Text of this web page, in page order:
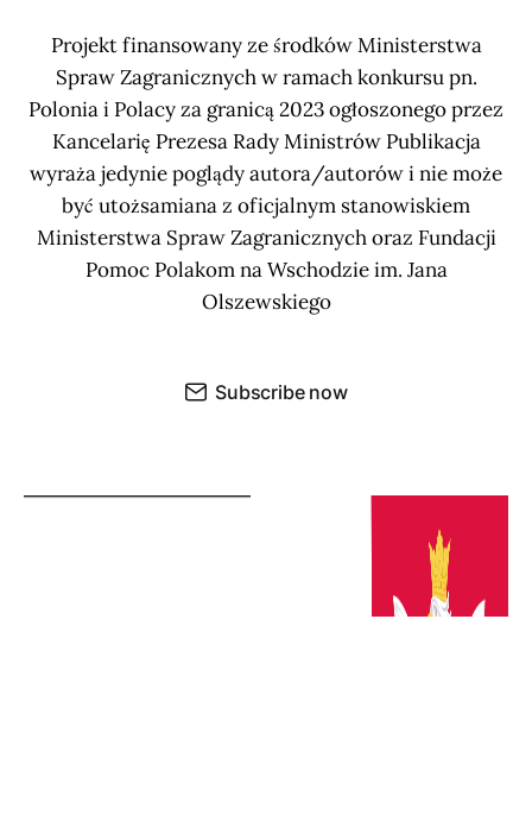
Projekt finansowany ze środków Ministerstwa
Spraw Zagranicznych w ramach konkursu pn.
Polonia i Polacy za granicą 2023 ogłoszonego przez
Kancelarię Prezesa Rady Ministrów Publikacja
wyraża jedynie poglądy autora/autorów i nie może
być utożsamiana z oficjalnym stanowiskiem
Ministerstwa Spraw Zagranicznych oraz Fundacji
Pomoc Polakom na Wschodzie im. Jana
Olszewskiego
Subscribe now